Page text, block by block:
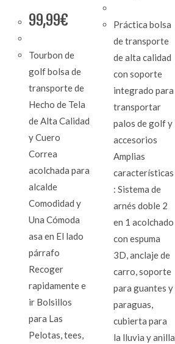
99,99€
Tourbon de
golf bolsa de
transporte de
Hecho de Tela
de Alta Calidad
y Cuero
Correa
acolchada para
alcalde
Comodidad y
Una Cómoda
asa en El lado
párrafo
Recoger
rapidamente e
ir Bolsillos
para Las
Pelotas, tees,
Práctica bolsa
de transporte
de alta calidad
con soporte
integrado para
transportar
palos de golf y
accesorios
Amplias
características
: Sistema de
arnés doble 2
en 1 acolchado
con espuma
3D, anclaje de
carro, soporte
para guantes y
paraguas,
cubierta para
la lluvia y anilla